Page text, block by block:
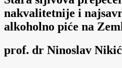
nakvalitetnije i
alkoholno piće na
prof. dr Ninoslav